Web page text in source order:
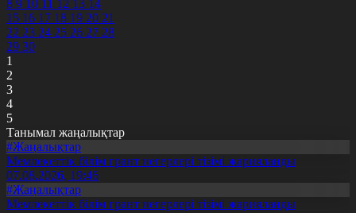
8 9 10 11 12 13 14
15 16 17 18 19 20 21
22 23 24 25 26 27 28
29 30
1
2
3
4
5
Танымал жаңалықтар
#Жаңалықтар
Мемлекеттік білім грант иегерлері тізімі жарияланды
07.08.2026, 19:46
#Жаңалықтар
Мемлекеттік білім грант иегерлері тізімі жарияланды